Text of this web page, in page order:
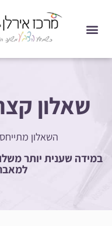
לחץ
לעבורשאלון
השאלון
במידה שענית יותר